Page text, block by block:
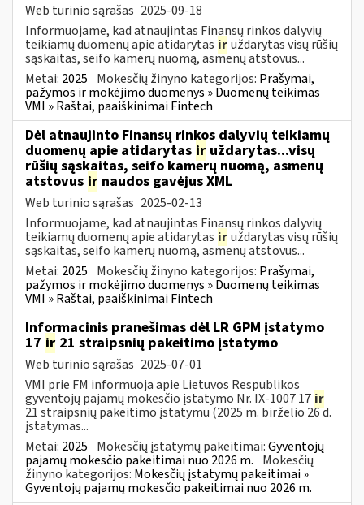
Web turinio sąrašas 2025-09-18
Informuojame, kad atnaujintas Finansų rinkos dalyvių
teikiamų duomenų apie atidarytas iruždarytas visų rūšių
sąskaitas, seifo kamerų nuomą, asmenų atstovus...
Metai: 2025 Mokesčių žinyno kategorijos: Prašymai,
pažymos ir mokėjimo duomenys » Duomenų teikimas
VMI » Raštai, paaiškinimai Fintech
Dėl atnaujinto Finansų rinkos dalyvių teikiamų
duomenų apie atidarytas ir uždarytas...visų
rūšių sąskaitas, seifo kamerų nuomą, asmenų
atstovus ir naudos gavėjus XML
Web turinio sąrašas 2025-02-13
Informuojame, kad atnaujintas Finansų rinkos dalyvių
teikiamų duomenų apie atidarytas iruždarytas visų rūšių
sąskaitas, seifo kamerų nuomą, asmenų atstovus...
Metai: 2025 Mokesčių žinyno kategorijos: Prašymai,
pažymos ir mokėjimo duomenys » Duomenų teikimas
VMI » Raštai, paaiškinimai Fintech
Informacinis pranešimas dėl LR GPM įstatymo
17 ir 21 straipsnių pakeitimo įstatymo
Web turinio sąrašas 2025-07-01
VMI prie FM informuoja apie Lietuvos Respublikos
gyventojų pajamų mokesčio įstatymo Nr. IX-1007 17 ir
21 straipsnių pakeitimo įstatymu (2025 m. birželio 26 d.
įstatymas...
Metai: 2025 Mokesčių įstatymų pakeitimai:Gyventojų
pajamų mokesčio pakeitimai nuo 2026 m. Mokesčių
žinyno kategorijos: Mokesčių įstatymų pakeitimai »
Gyventojų pajamų mokesčio pakeitimai nuo 2026 m.